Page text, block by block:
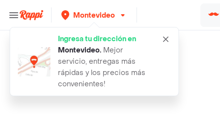
Montevideo
Ingresa tu dirección en
Montevideo. Mejor
servicio, entregas más
rápidas y los precios más
convenientes!
aca no repelente para perros y gato